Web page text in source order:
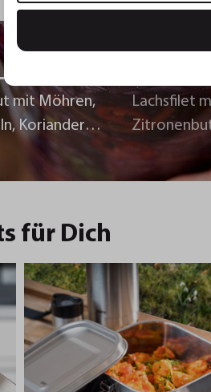
mit Möhren,
Koriander
Lachsfilet
für Dich